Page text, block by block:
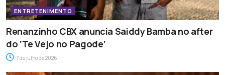
ENTRETENIMENTO
Renanzinho CBX anuncia Saiddy Bamba no after
do ‘Te Vejo no Pagode’
7 de julho de 2026